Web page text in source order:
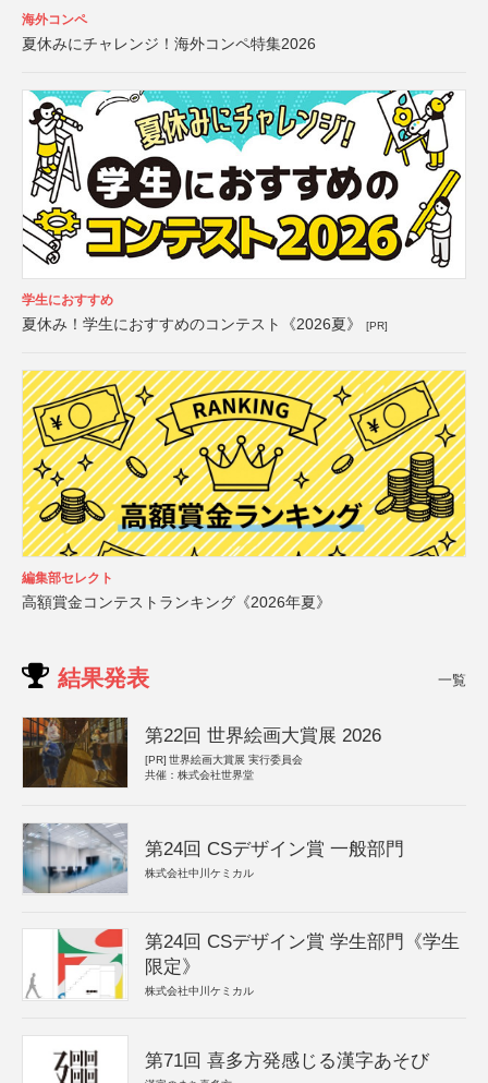
海外コンペ
夏休みにチャレンジ！海外コンペ特集2026
学生におすすめ
夏休み！学生におすすめのコンテスト《2026夏》 [PR]
編集部セレクト
高額賞金コンテストランキング《2026年夏》
結果発表 一覧
第22回 世界絵画大賞展 2026
[PR] 世界絵画大賞展 実行委員会
共催：株式会社世界堂
第24回 CSデザイン賞 一般部門
株式会社中川ケミカル
第24回 CSデザイン賞 学生部門《学生
限定》
株式会社中川ケミカル
第71回 喜多方発感じる漢字あそび